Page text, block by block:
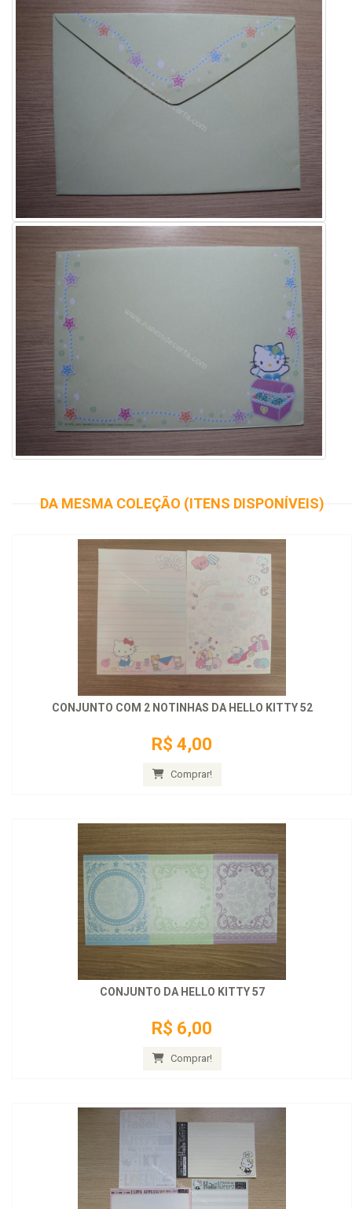
DA MESMA COLEÇÃO (ITENS DISPONÍVEIS)
CONJUNTO COM 2 NOTINHAS DA HELLO KITTY 52
R$ 4,00
Comprar!
CONJUNTO DA HELLO KITTY 57
R$ 6,00
Comprar!